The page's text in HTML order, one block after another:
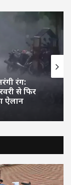
रंग:
से फिर
ऐलान